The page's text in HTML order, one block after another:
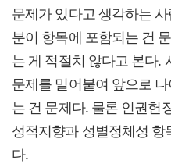
문제가 있다고 생각하는
분이 항목에 포함되는 건
는 게 적절치 않다고 본다.
문제를 밀어붙여 앞으로
는 건 문제다. 물론 인권헌
성적지향과 성별정체성 항
다.